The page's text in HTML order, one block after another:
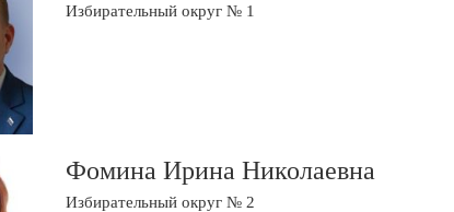
Избирательный округ № 1
Фомина Ирина Николаевна
Избирательный округ № 2